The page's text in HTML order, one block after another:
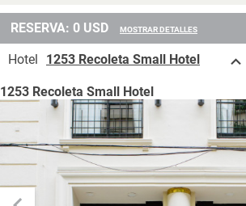
RESERVA: 0 USD MOSTRAR DETALLES
Hotel 1253 Recoleta Small Hotel
1253 Recoleta Small Hotel